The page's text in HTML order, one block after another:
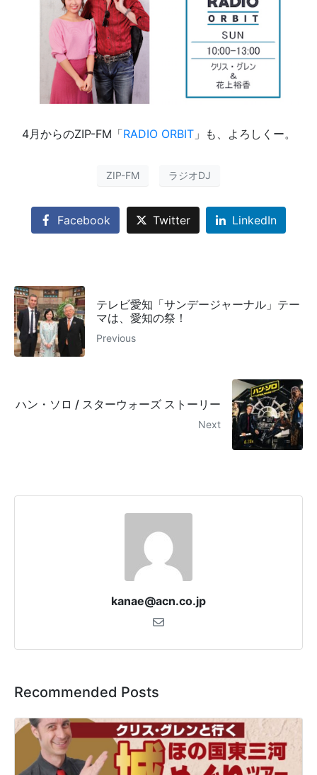
4月からのZIP-FM「RADIO ORBIT」も、よろしくー。
ZIP-FM ラジオDJ
Facebook Twitter LinkedIn
テレビ愛知「サンデージャーナル」テー
マは、愛知の祭！
Previous
ハン・ソロ / スターウォーズ ストーリー
Next
kanae@acn.co.jp
Recommended Posts